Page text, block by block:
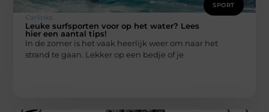
SPORT
Carlinks
Leuke surfsporten voor op het water? Lees
hier een aantal tips!
In de zomer is het vaak heerlijk weer om naar het
strand te gaan. Lekker op een bedje of je